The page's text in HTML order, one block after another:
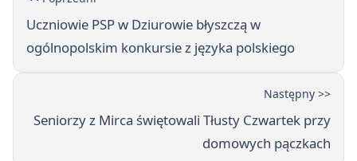
Uczniowie PSP w Dziurowie błyszczą w
ogólnopolskim konkursie z języka polskiego
Następny >>
Seniorzy z Mirca świętowali Tłusty Czwartek przy
domowych pączkach